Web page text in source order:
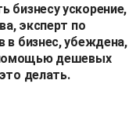
бизнесу ускорение,
эксперт по
в бизнес, убеждена,
дешевых
делать.